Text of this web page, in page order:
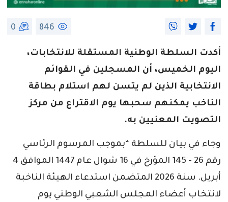
846
0
أكدت السلطة الوطنية المستقلة للانتخابات،
اليوم الخميس، أن المسجلين في القوائم
الانتخابية الذين لم يتسن لهم استلام بطاقة
الناخب يمكنهم سحبها يوم الاقتراع من مركز
التصويت المعنيين به.
وجاء في بيان للسلطة “بموجب المرسوم الرئاسي
رقم 26 - 145 المؤرخ في 16 شوال عام 1447 الموافق 4
أبريل. سنة 2026 المتضمن استدعاء الهيئة الناخبة
لانتخاب أعضاء المجلس الشعبي الوطني يوم